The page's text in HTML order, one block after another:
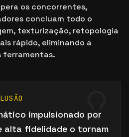
os concorrentes,
concluam todo o
texturização, retopologia
rápido, eliminando a
ferramentas.
impulsionado por
alta fidelidade o tornam